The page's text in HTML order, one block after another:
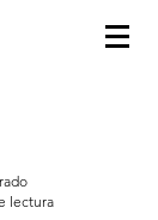
lectura